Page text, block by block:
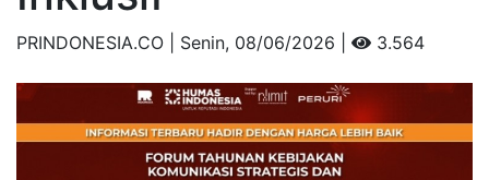
PRINDONESIA.CO | Senin, 08/06/2026 | 3.564